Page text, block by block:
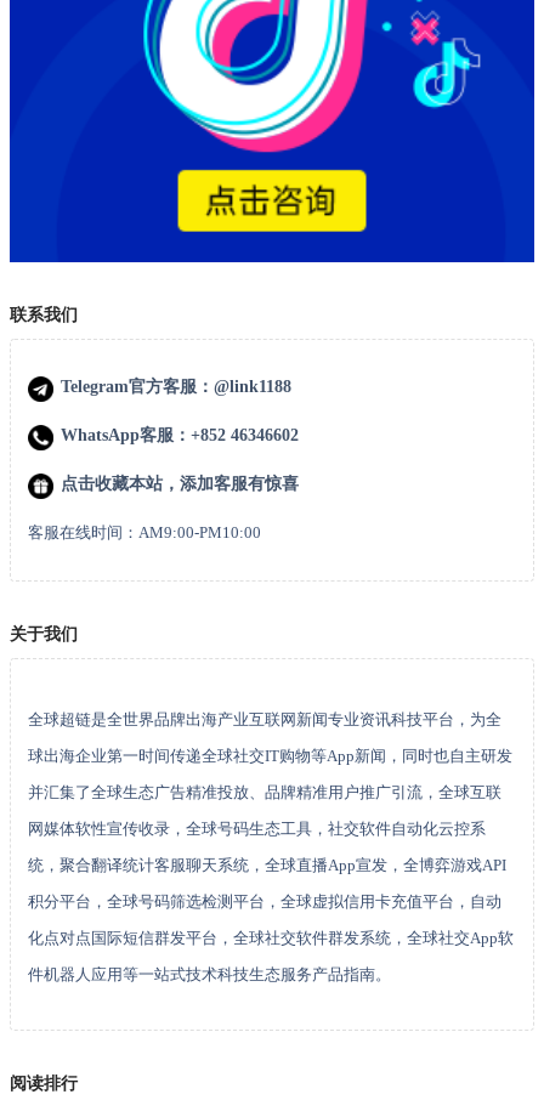
联系我们
Telegram官方客服：@link1188
WhatsApp客服：+852 46346602
点击收藏本站，添加客服有惊喜
客服在线时间：AM9:00-PM10:00
关于我们
全球超链是全世界品牌出海产业互联网新闻专业资讯科技平台，为全
球出海企业第一时间传递全球社交IT购物等App新闻，同时也自主研发
并汇集了全球生态广告精准投放、品牌精准用户推广引流，全球互联
网媒体软性宣传收录，全球号码生态工具，社交软件自动化云控系
统，聚合翻译统计客服聊天系统，全球直播App宣发，全博弈游戏API
积分平台，全球号码筛选检测平台，全球虚拟信用卡充值平台，自动
化点对点国际短信群发平台，全球社交软件群发系统，全球社交App软
件机器人应用等一站式技术科技生态服务产品指南。
阅读排行